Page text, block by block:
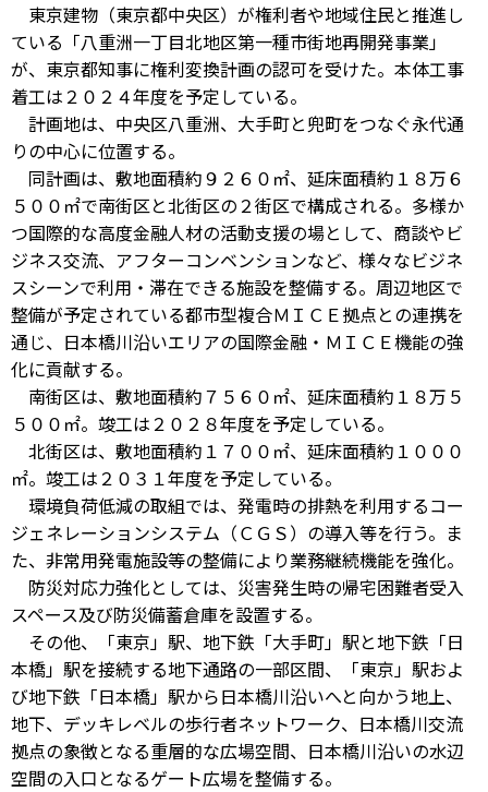
東京建物（東京都中央区）が権利者や地域住民と推進し
ている「八重洲一丁目北地区第一種市街地再開発事業」
が、東京都知事に権利変換計画の認可を受けた。本体工事
着工は２０２４年度を予定している。
計画地は、中央区八重洲、大手町と兜町をつなぐ永代通
りの中心に位置する。
同計画は、敷地面積約９２６０㎡、延床面積約１８万６
５００㎡で南街区と北街区の２街区で構成される。多様か
つ国際的な高度金融人材の活動支援の場として、商談やビ
ジネス交流、アフターコンベンションなど、様々なビジネ
スシーンで利用・滞在できる施設を整備する。周辺地区で
整備が予定されている都市型複合ＭＩＣＥ拠点との連携を
通じ、日本橋川沿いエリアの国際金融・ＭＩＣＥ機能の強
化に貢献する。
南街区は、敷地面積約７５６０㎡、延床面積約１８万５
５００㎡。竣工は２０２８年度を予定している。
北街区は、敷地面積約１７００㎡、延床面積約１０００
㎡。竣工は２０３１年度を予定している。
環境負荷低減の取組では、発電時の排熱を利用するコー
ジェネレーションシステム（ＣＧＳ）の導入等を行う。ま
た、非常用発電施設等の整備により業務継続機能を強化。
防災対応力強化としては、災害発生時の帰宅困難者受入
スペース及び防災備蓄倉庫を設置する。
その他、「東京」駅、地下鉄「大手町」駅と地下鉄「日
本橋」駅を接続する地下通路の一部区間、「東京」駅およ
び地下鉄「日本橋」駅から日本橋川沿いへと向かう地上、
地下、デッキレベルの歩行者ネットワーク、日本橋川交流
拠点の象徴となる重層的な広場空間、日本橋川沿いの水辺
空間の入口となるゲート広場を整備する。